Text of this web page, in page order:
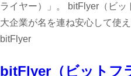
ライヤー）」。 bitFlyer（ビ
大企業が名を連ね安心して使
bitFlyer
bitFlyer（ビットフ